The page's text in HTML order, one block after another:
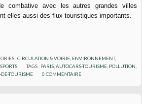
combative avec les autres grandes villes
elles-aussi des flux touristiques importants.
:CIRCULATION & VOIRIE, ENVIRONNEMENT,
TAGS : PARIS ,AUTOCARS-TOURISME POLLUTION
DE-TOURISME 0 COMMENTAIRE